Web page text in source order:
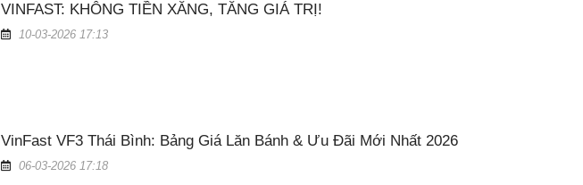
VINFAST: KHÔNG TIỀN XĂNG, TĂNG GIÁ TRỊ!
10-03-2026 17:13
VinFast VF3 Thái Bình: Bảng Giá Lăn Bánh & Ưu Đãi Mới Nhất 2026
06-03-2026 17:18